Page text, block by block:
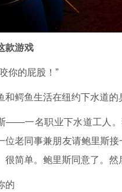
款游戏
你的屁股！”
和鳄鱼生活在纽约下水道的
——一名职业下水道工人。
位老同事兼朋友请鲍里斯
很简单。鲍里斯同意了。然
的